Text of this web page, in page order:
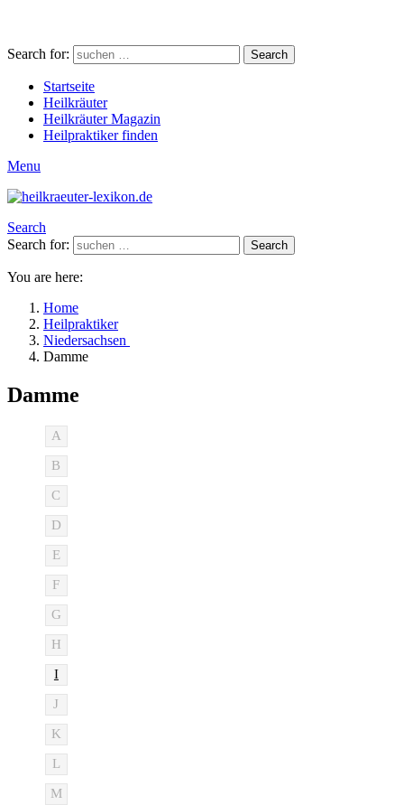
Search for: Search
Startseite
Heilkräuter
Heilkräuter Magazin
Heilpraktiker finden
Menu
Search
Search for:
Search
You are here:
Home
Heilpraktiker
Niedersachsen
Damme
Damme
A
B
C
D
E
F
G
H
I
J
K
L
M